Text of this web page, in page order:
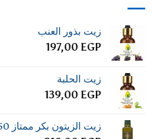
زيت بذور العنب
197,00 EGP
زيت الحلبة
139,00 EGP
زيت الزيتون بكر ممتاز 250 مل